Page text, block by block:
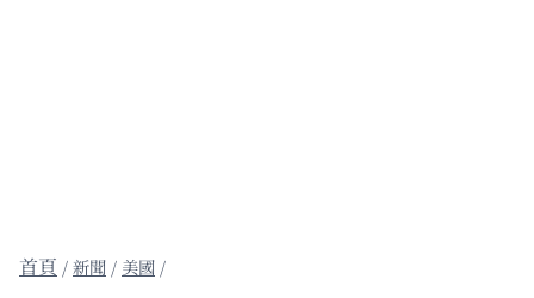
/新聞 / 美國 /